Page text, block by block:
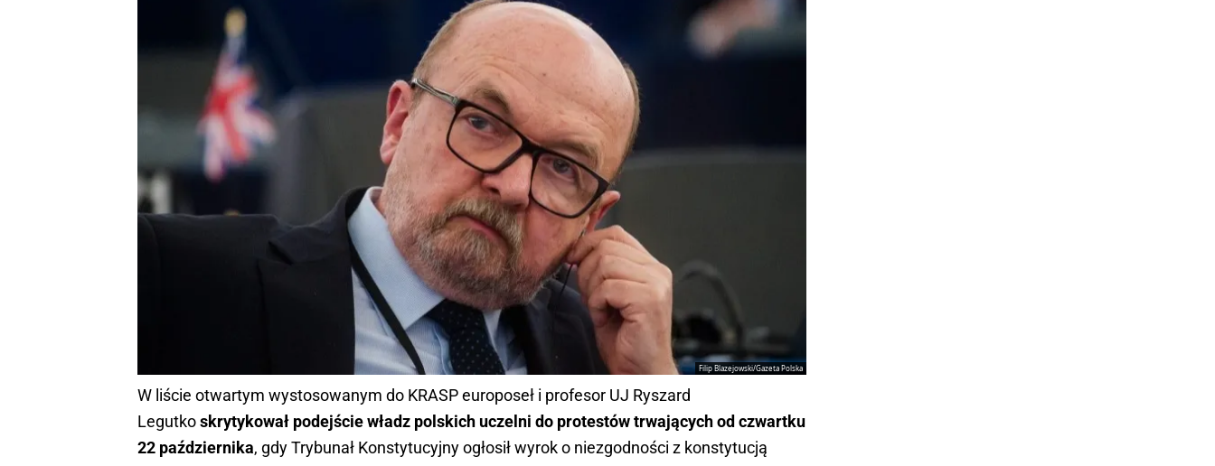
Filip Blazejowski/Gazeta Polska
W liście otwartym wystosowanym do KRASP europoseł i profesor UJ Ryszard
Legutkoskrytykował podejście władz polskich uczelni do protestów trwających od czwartku
22 października, gdy Trybunał Konstytucyjny ogłosił wyrok o niezgodności z konstytucją